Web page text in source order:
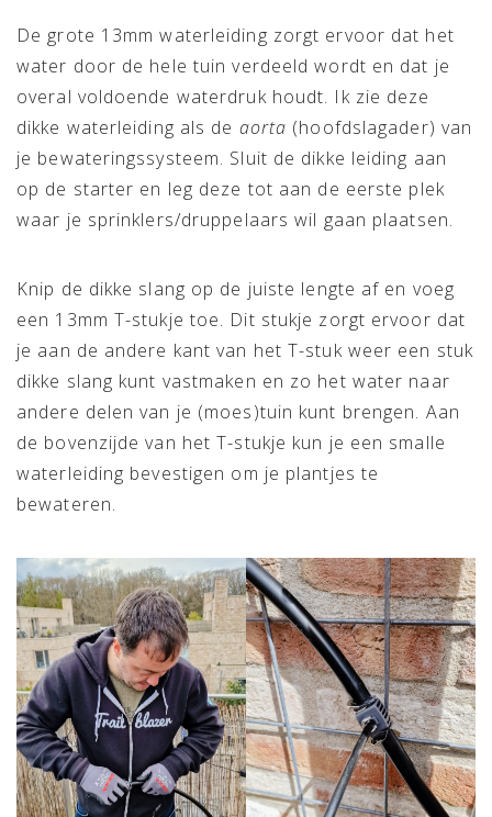
De grote 13mm waterleiding zorgt ervoor dat het
water door de hele tuin verdeeld wordt en dat je
overal voldoende waterdruk houdt. Ik zie deze
dikke waterleiding als de aorta (hoofdslagader) van
je bewateringssysteem. Sluit de dikke leiding aan
op de starter en leg deze tot aan de eerste plek
waar je sprinklers/druppelaars wil gaan plaatsen.
Knip de dikke slang op de juiste lengte af en voeg
een 13mm T-stukje toe. Dit stukje zorgt ervoor dat
je aan de andere kant van het T-stuk weer een stuk
dikke slang kunt vastmaken en zo het water naar
andere delen van je (moes)tuin kunt brengen. Aan
de bovenzijde van het T-stukje kun je een smalle
waterleiding bevestigen om je plantjes te
bewateren.